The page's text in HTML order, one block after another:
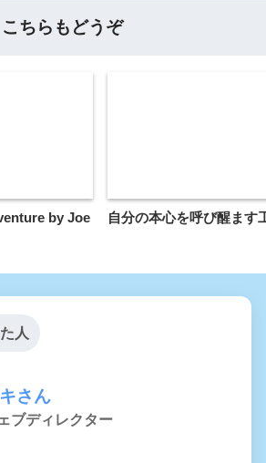
こちらもどうぞ
by Joe 自分の本心を呼び醒ます
人
さん
ブディレクター